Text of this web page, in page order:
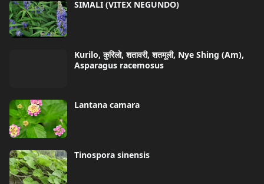
SIMALI (VITEX NEGUNDO)
Kurilo, कुरिलो, शतावरी, शतमूली, Nye Shing (Am),
Asparagus racemosus
Lantana camara
Tinospora sinensis